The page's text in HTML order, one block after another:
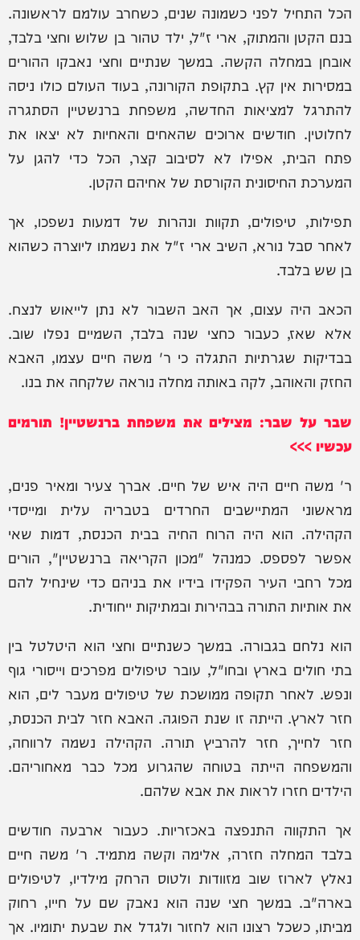
הכל התחיל לפני כשמונה שנים, כשחרב עולמם לראשונה.
בנם הקטן והמתוק, ארי ז"ל, ילד טהור בן שלוש וחצי בלבד,
אובחן במחלה הקשה. במשך שנתיים וחצי נאבקו ההורים
במסירות אין קץ. בתקופת הקורונה, בעוד העולם כולו ניסה
להתרגל למציאות החדשה, משפחת ברנשטיין הסתגרה
לחלוטין. חודשים ארוכים שהאחים והאחיות לא יצאו את
פתח הבית, אפילו לא לסיבוב קצר, הכל כדי להגן על
המערכת החיסונית הקורסת של אחיהם הקטן.
תפילות, טיפולים, תקוות ונהרות של דמעות נשפכו, אך
לאחר סבל נורא, השיב ארי ז"ל את נשמתו ליוצרה כשהוא
בן שש בלבד.
הכאב היה עצום, אך האב השבור לא נתן לייאוש לנצח.
אלא שאז, כעבור כחצי שנה בלבד, השמיים נפלו שוב.
בבדיקות שגרתיות התגלה כי ר' משה חיים עצמו, האבא
החזק והאוהב, לקה באותה מחלה נוראה שלקחה את בנו.
שבר על שבר: מצילים את משפחת ברנשטיין! תורמים
עכשיו >>>
ר' משה חיים היה איש של חיים. אברך צעיר ומאיר פנים,
מראשוני המתיישבים החרדים בטבריה עלית ומייסדי
הקהילה. הוא היה הרוח החיה בבית הכנסת, דמות שאי
אפשר לפספס. כמנהל "מכון הקריאה ברנשטיין", הורים
מכל רחבי העיר הפקידו בידיו את בניהם כדי שינחיל להם
את אותיות התורה בבהירות ובמתיקות ייחודית.
הוא נלחם בגבורה. במשך כשנתיים וחצי הוא היטלטל בין
בתי חולים בארץ ובחו"ל, עובר טיפולים מפרכים וייסורי גוף
ונפש. לאחר תקופה ממושכת של טיפולים מעבר לים, הוא
חזר לארץ. הייתה זו שנת הפוגה. האבא חזר לבית הכנסת,
חזר לחייך, חזר להרביץ תורה. הקהילה נשמה לרווחה,
והמשפחה הייתה בטוחה שהגרוע מכל כבר מאחוריהם.
הילדים חזרו לראות את אבא שלהם.
אך התקווה התנפצה באכזריות. כעבור ארבעה חודשים
בלבד המחלה חזרה, אלימה וקשה מתמיד. ר' משה חיים
נאלץ לארוז שוב מזוודות ולטוס הרחק מילדיו, לטיפולים
בארה"ב. במשך חצי שנה הוא נאבק שם על חייו, רחוק
מביתו, כשכל רצונו הוא לחזור ולגדל את שבעת יתומיו. אך